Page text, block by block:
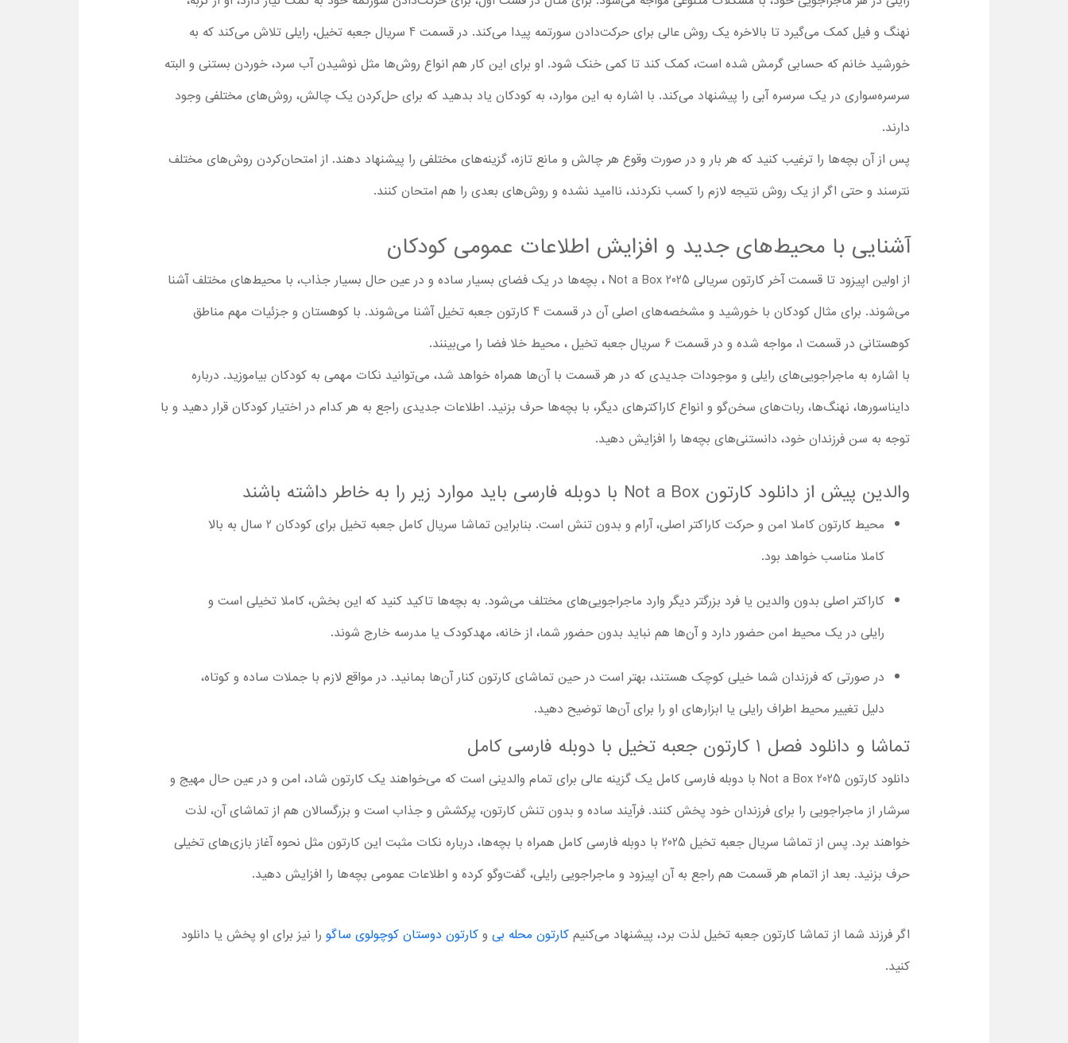
نهنگ و فیل کمک می‌گیرد تا بالاخره یک روش عالی برای حرکت‌دادن سورتمه پیدا می‌کند. در قسمت 4 سریال جعبه تخیل، رایلی تلاش می‌کند که به
خورشید خانم که حسابی گرمش شده است، کمک کند تا کمی خنک شود. او برای این کار هم انواع روش‌ها مثل نوشیدن آب سرد، خوردن بستنی و البته
سرسره‌سواری در یک سرسره آبی را پیشنهاد می‌کند. با اشاره به این موارد، به کودکان یاد بدهید که برای حل‌کردن یک چالش، روش‌های مختلفی وجود
دارند.
پس از آن بچه‌ها را ترغیب کنید که هر بار و در صورت وقوع هر چالش و مانع تازه، گزینه‌های مختلفی را پیشنهاد دهند. از امتحان‌کردن روش‌های مختلف
نترسند و حتی اگر از یک روش نتیجه لازم را کسب نکردند، ناامید نشده و روش‌های بعدی را هم امتحان کنند.
آشنایی با محیط‌های جدید و افزایش اطلاعات عمومی کودکان
از اولین اپیزود تا قسمت آخر کارتون سریالی Not a Box 2025 ، بچه‌ها در یک فضای بسیار ساده و در عین حال بسیار جذاب، با محیط‌های مختلف آشنا
می‌شوند. برای مثال کودکان با خورشید و مشخصه‌های اصلی آن در قسمت 4 کارتون جعبه تخیل آشنا می‌شوند. با کوهستان و جزئیات مهم مناطق
کوهستانی در قسمت 1، مواجه شده و در قسمت 6 سریال جعبه تخیل ، محیط خلا فضا را می‌بینند.
با اشاره به ماجراجویی‌های رایلی و موجودات جدیدی که در هر قسمت با آن‌ها همراه خواهد شد، می‌توانید نکات مهمی به کودکان بیاموزید. درباره
دایناسورها، نهنگ‌ها، ربات‌های سخن‌گو و انواع کاراکترهای دیگر، با بچه‌ها حرف بزنید. اطلاعات جدیدی راجع به هر کدام در اختیار کودکان قرار دهید و با
توجه به سن فرزندان خود، دانستنی‌های بچه‌ها را افزایش دهید.
والدین پیش از دانلود کارتون Not a Box با دوبله فارسی باید موارد زیر را به خاطر داشته باشند
محیط کارتون کاملا امن و حرکت کاراکتر اصلی، آرام و بدون تنش است. بنابراین تماشا سریال کامل جعبه تخیل برای کودکان 2 سال به بالا
کاملا مناسب خواهد بود.
کاراکتر اصلی بدون والدین یا فرد بزرگتر دیگر وارد ماجراجویی‌های مختلف می‌شود. به بچه‌ها تاکید کنید که این بخش، کاملا تخیلی است و
رایلی در یک محیط امن حضور دارد و آن‌ها هم نباید بدون حضور شما، از خانه، مهدکودک یا مدرسه خارج شوند.
در صورتی که فرزندان شما خیلی کوچک هستند، بهتر است در حین تماشای کارتون کنار آن‌ها بمانید. در مواقع لازم با جملات ساده و کوتاه،
دلیل تغییر محیط اطراف رایلی یا ابزارهای او را برای آن‌ها توضیح دهید.
تماشا و دانلود فصل 1 کارتون جعبه تخیل با دوبله فارسی کامل
دانلود کارتون Not a Box 2025 با دوبله فارسی کامل یک گزینه عالی برای تمام والدینی است که می‌خواهند یک کارتون شاد، امن و در عین حال مهیج و
سرشار از ماجراجویی را برای فرزندان خود پخش کنند. فرآیند ساده و بدون تنش کارتون، پرکشش و جذاب است و بزرگسالان هم از تماشای آن، لذت
خواهند برد. پس از تماشا سریال جعبه تخیل 2025 با دوبله فارسی کامل همراه با بچه‌ها، درباره نکات مثبت این کارتون مثل نحوه آغاز بازی‌های تخیلی
حرف بزنید. بعد از اتمام هر قسمت هم راجع به آن اپیزود و ماجراجویی رایلی، گفت‌وگو کرده و اطلاعات عمومی بچه‌ها را افزایش دهید.
اگر فرزند شما از تماشا کارتون جعبه تخیل لذت برد، پیشنهاد می‌کنیم کارتون محله بی و کارتون دوستان کوچولوی ساگو را نیز برای او پخش یا دانلود
کنید.